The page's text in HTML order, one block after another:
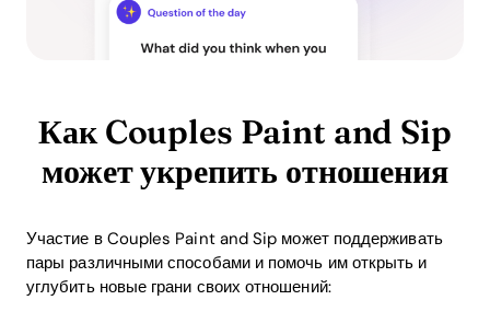
Как Couples Paint and Sip
может укрепить отношения
Участие в Couples Paint and Sip может поддерживать
пары различными способами и помочь им открыть и
углубить новые грани своих отношений: